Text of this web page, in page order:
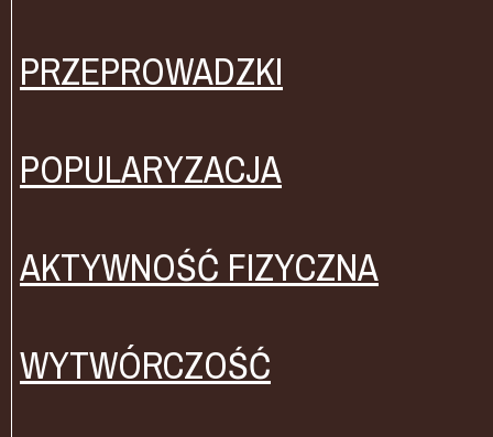
PRZEPROWADZKI
POPULARYZACJA
AKTYWNOŚĆ FIZYCZNA
WYTWÓRCZOŚĆ